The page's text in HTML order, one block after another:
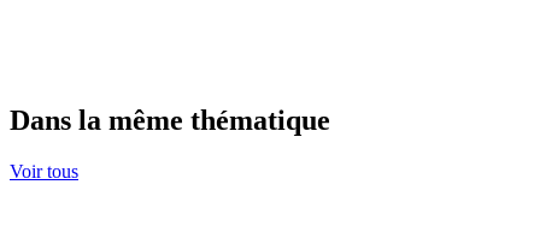
Dans la même thématique
Voir tous